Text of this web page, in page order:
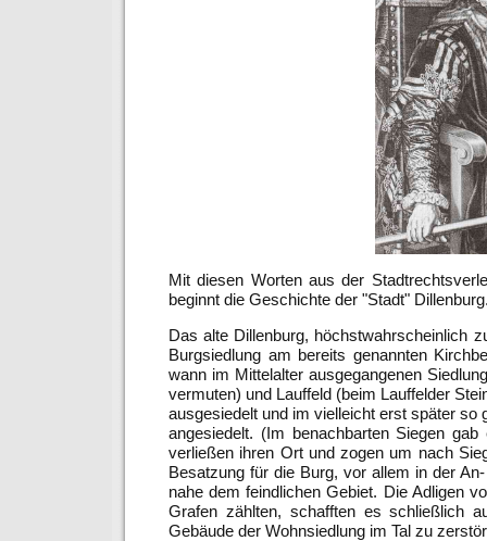
Mit diesen Worten aus der
beginnt die Geschichte der "Stadt"
Das alte Dillenburg, höchstwahrscheinlich
Burgsiedlung am bereits genannten
wann im Mittelalter ausgegangenen
vermuten) und Lauffeld (beim Lauffelder
ausgesiedelt und im vielleicht erst später so
angesiedelt. (Im benachbarten Siegen
verließen ihren Ort und zogen um nach
Besatzung für die Burg, vor allem in der
nahe dem feindlichen Gebiet. Die Adligen
Grafen zählten, schafften es schließlich
Gebäude der Wohnsiedlung im Tal zu